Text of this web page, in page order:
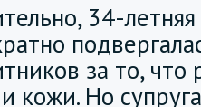
34-
за то,
кожи. Но